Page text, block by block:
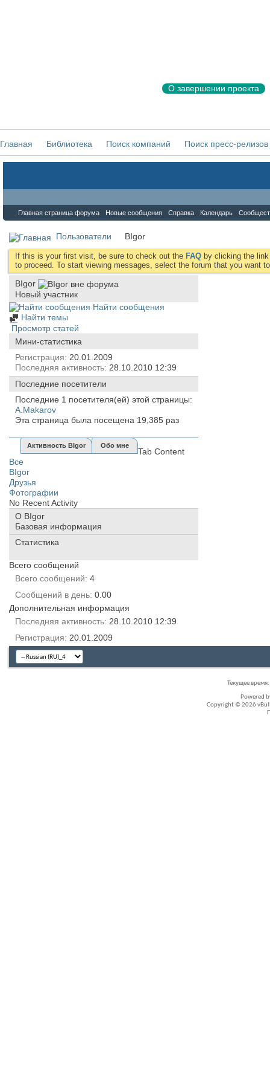
О завершении проекта
Главная Библиотека Поиск компаний Поиск пресс-релизов
Главная страница форума Новые сообщения Справка Календарь
Пользователи BIgor
If this is your first visit, be sure to check out the FAQ by clicking the
to proceed. To start viewing messages, select the forum that you want
BIgor
Новый участник
Найти сообщения
Найти темы
Просмотр статей
Мини-статистика
Регистрация
20.01.2009
Последняя активность 28.10.2010 12:39
Последние посетители
Последние 1 посетителя(ей) этой страницы:
A.Makarov
Эта страница была посещена 19,385 раз
Активность BIgor Обо мне
Tab Content
Все
BIgor
Друзья
Фотографии
No Recent Activity
О BIgor
Базовая информация
Статистика
Всего сообщений
Всего сообщений 4
Сообщений в день 0.00
Дополнительная информация
Последняя активность 28.10.2010 12:39
Регистрация
20.01.2009
Текущее время:
Powered
Copyright © 2026